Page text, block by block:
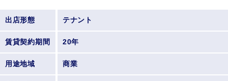
出店形態 テナント
賃貸契約期間 20年
用途地域 商業